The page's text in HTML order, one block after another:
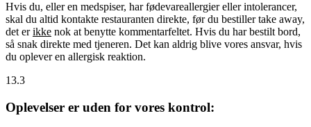
Hvis du, eller en medspiser, har fødevareallergier eller intolerancer,
skal du altid kontakte restauranten direkte, før du bestiller take away,
det erikke nok at benytte kommentarfeltet. Hvis du har bestilt bord,
så snak direkte med tjeneren. Det kan aldrig blive vores ansvar, hvis
du oplever en allergisk reaktion.
13.3
Oplevelser er uden for vores kontrol: